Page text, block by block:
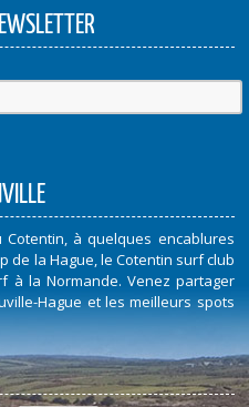
à quelques encablures
de la Hague, le Cotentin surf club
à la Normande. Venez partager
Hague et les meilleurs spots